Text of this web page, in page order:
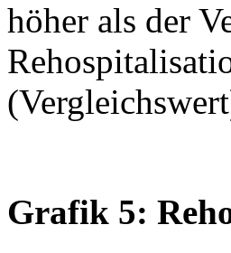
höher als der
Grafik 5: